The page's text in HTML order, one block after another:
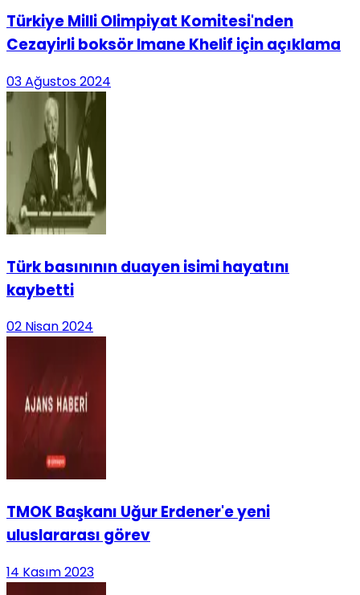
Türkiye Milli Olimpiyat Komitesi'nden
Cezayirli boksör Imane Khelif için açıklama
03 Ağustos 2024
Türk basınının duayen isimi hayatını
kaybetti
02 Nisan 2024
TMOK Başkanı Uğur Erdener'e yeni
uluslararası görev
14 Kasım 2023